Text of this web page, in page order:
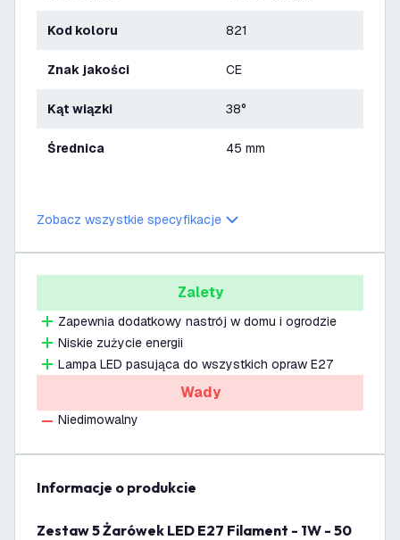
Kod koloru 821
Znak jakości CE
Kąt wiązki 38°
Średnica 45 mm
Zobacz wszystkie specyfikacje
Zalety
Zapewnia dodatkowy nastrój w domu i ogrodzie
Niskie zużycie energii
Lampa LED pasująca do wszystkich opraw E27
Wady
Niedimowalny
informacje o produkcie
Zestaw 5 Żarówek LED E27 Filament - 1W - 50